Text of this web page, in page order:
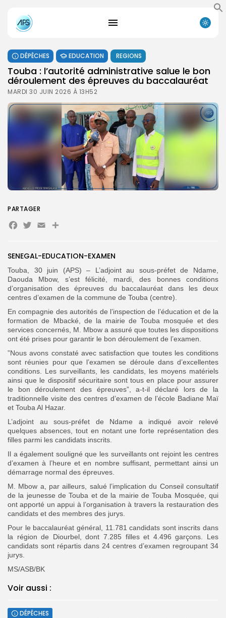
for:
FR
DÉPÊCHES EDUCATION REGIONS
Touba : l’autorité administrative salue le bon
déroulement des épreuves du baccalauréat
MARDI 30 JUIN 2026 À 13H52
SENEGAL-EDUCATION-EXAMEN
Touba, 30 juin (APS) – L’adjoint au sous-préfet de Ndame,
Daouda Mbow, s’est félicité, mardi, des bonnes conditions
d’organisation des épreuves du baccalauréat dans les deux
centres d’examen de la commune de Touba (centre).
‎En compagnie des autorités de l’inspection de l’éducation et de la
formation de Mbacké, de la mairie de Touba mosquée et des
services concernés, M. Mbow a assuré que toutes les dispositions
ont été prises pour garantir le bon déroulement de l’examen.
‎”Nous avons constaté avec satisfaction que toutes les conditions
sont réunies pour que l’examen se déroule dans d’excellentes
conditions. Les surveillants, les candidats, les moyens matériels
ainsi que le dispositif sécuritaire sont tous en place pour assurer
le bon déroulement des épreuves”, a-t-il déclaré lors de la
traditionnelle visite des centres d’examen de l’école Badiane Maï
et Touba Al Hazar.
‎L’adjoint au sous-préfet de Ndame a indiqué avoir relevé
quelques absences, tout en notant une forte représentation des
filles parmi les candidats inscrits.
‎Il a également souligné que les surveillants ont rejoint les centres
d’examen à l’heure et en nombre suffisant, permettant ainsi un
démarrage normal des épreuves.
‎M. Mbow a, par ailleurs, salué l’implication du Conseil consultatif
de la jeunesse de Touba et de la mairie de Touba Mosquée, qui
ont apporté un appui à l’organisation à travers la restauration des
candidats et des membres des jurys.
‎Pour le baccalauréat général, 11.781 candidats sont inscrits dans
la région de Diourbel, dont 7.285 filles et 4.496 garçons. Les
candidats sont répartis dans 24 centres d’examen regroupant 34
jurys.
‎MS/ASB/BK
Voir aussi :
DÉPÊCHES
PARTAGER
Facebook
Twitter
EmailPartager